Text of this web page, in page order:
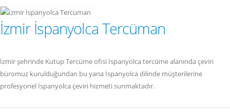
İzmir İspanyolca Tercüman
İzmir şehrinde Kutup Tercüme ofisi İspanyolca tercüme alanında çeviri
büromuz kurulduğundan bu yana İspanyolca dilinde müşterilerine
profesyonel İspanyolca çeviri hizmeti sunmaktadır.